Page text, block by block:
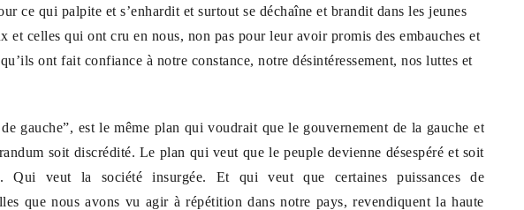
ce qui palpite et s’enhardit et surtout se déchaîne et brandit dans les jeunes
et celles qui ont cru en nous, non pas pour leur avoir promis des embauches et
ont fait confiance à notre constance, notre désintéressement, nos luttes et
gauche”, est le même plan qui voudrait que le gouvernement de la gauche et
soit discrédité. Le plan qui veut que le peuple devienne désespéré et soit
Qui veut la société insurgée. Et qui veut que certaines puissances de
que nous avons vu agir à répétition dans notre pays, revendiquent la haute